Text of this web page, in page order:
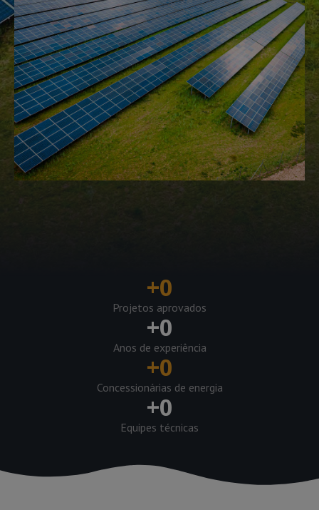
+0
Projetos aprovados
+0
Anos de experiência
+0
Concessionárias de energia
+0
Equipes técnicas